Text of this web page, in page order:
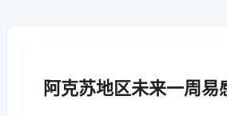
阿克苏地区未来一周易